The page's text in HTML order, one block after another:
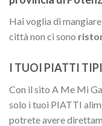
Hai voglia di
città non ci sono
I TUOI PIATTI
Con il sito A Me Mi
solo i tuoi PIATTI
potrete avere